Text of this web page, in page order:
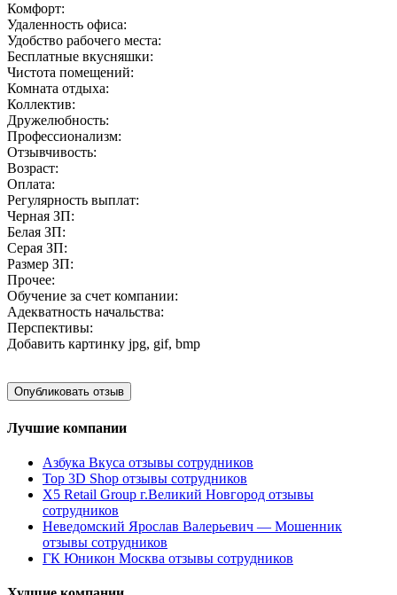
Комфорт:
Удаленность офиса:
Удобство рабочего места:
Бесплатные вкусняшки:
Чистота помещений:
Комната отдыха:
Коллектив:
Дружелюбность:
Профессионализм:
Отзывчивость:
Возраст:
Оплата:
Регулярность выплат:
Черная ЗП:
Белая ЗП:
Серая ЗП:
Размер ЗП:
Прочее:
Обучение за счет компании:
Адекватность начальства:
Перспективы:
Добавить картинку jpg, gif, bmp
Лучшие компании
Азбука Вкуса отзывы сотрудников
Top 3D Shop отзывы сотрудников
X5 Retail Group г.Великий Новгород отзывы
сотрудников
Неведомский Ярослав Валерьевич — Мошенник
отзывы сотрудников
ГК Юникон Москва отзывы сотрудников